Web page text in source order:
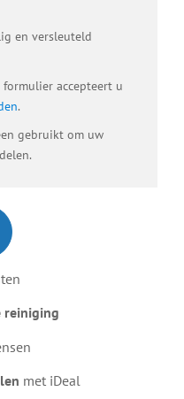
en versleuteld
accepteert u
.
gebruikt om uw
reiniging
met iDeal